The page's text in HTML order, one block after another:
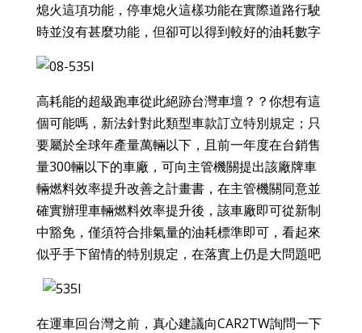
熄火這項功能，停車熄火這樣功能在實際道路行駛
時並沒有甚麼功能，但卻可以得到較好的油耗數字
高耗能的超級跑車從此絕跡台灣車壇？？你想有這
個可能嗎，新法針對此類型車款訂立特別規定；只
要屬於全球年產量萬輛以下，且前一年度在台銷售
量300輛以下的車廠，可向主管機關提出該廠牌車
輛燃料效率提升改善之計畫書，在主管機關同意並
確實辦理車輛燃料效率提升後，該車廠即可從新制
中豁免，僅須符合排氣量的油耗標準即可，看起來
似乎手下留情的特別規定，在落實上仍是大問題吧
在運車回台灣之前，真心建議向CAR2TW詢問一下